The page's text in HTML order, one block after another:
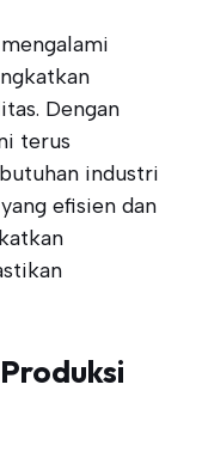
Dengan
terus
industri
efisien dan